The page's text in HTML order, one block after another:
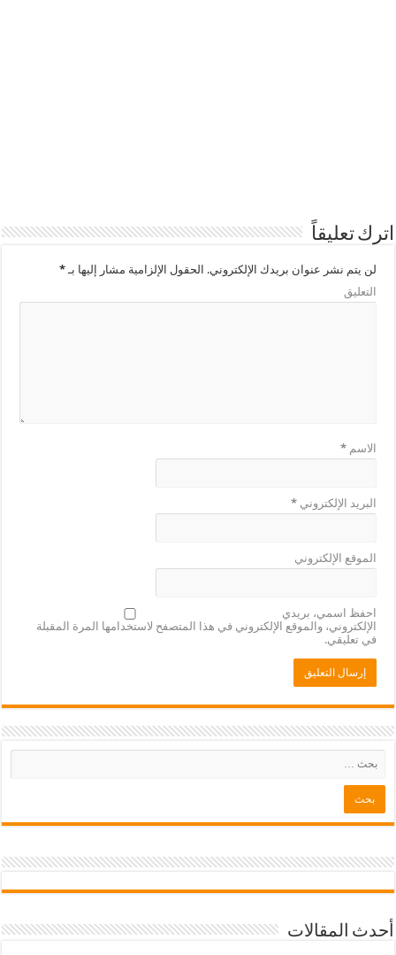
اترك تعليقاً
لن يتم نشر عنوان بريدك الإلكتروني. الحقول الإلزامية مشار إليها بـ*
التعليق
الاسم*
البريد الإلكتروني*
الموقع الإلكتروني
احفظ اسمي، بريدي
الإلكتروني، والموقع الإلكتروني في هذا المتصفح لاستخدامها المرة المقبلة
في تعليقي.
أحدث المقالات